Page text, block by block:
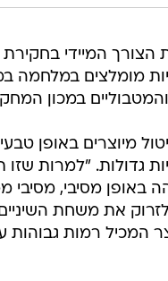
המיידי בחקירת
מומלצים במלחמה
במכון
מיוצרים באופן
גדולות. "למרות
באופן מסיבי, מסיבי
את משחת
המכיל רמות גבוהות